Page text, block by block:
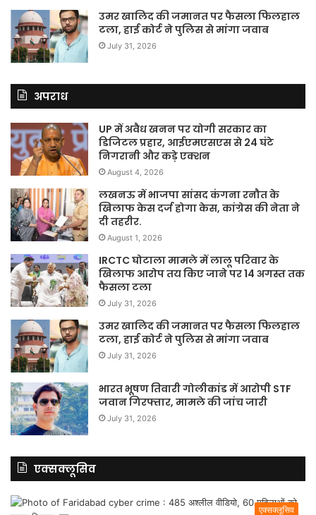
उमर खालिद की जमानत पर फैसला फिलहाल
टला, हाई कोर्ट ने पुलिस से मांगा जवाब
July 31, 2026
अपराध
UP में अवैध खनन पर योगी सरकार का
डिजिटल प्रहार, आईएमएसएस से 24 घंटे
निगरानी और कड़े एक्शन
August 4, 2026
लखनऊ में भाजपा सांसद कंगना रनौत के
खिलाफ केस दर्ज होगा केस, कांग्रेस की नेता ने
दी तहरीर.
August 1, 2026
IRCTC घोटाला मामले में लालू परिवार के
खिलाफ आरोप तय किए जाने पर 14 अगस्त तक
फैसला टला
July 31, 2026
उमर खालिद की जमानत पर फैसला फिलहाल
टला, हाई कोर्ट ने पुलिस से मांगा जवाब
July 31, 2026
भारत भूषण तिवारी गोलीकांड में आरोपी STF
जवान गिरफ्तार, मामले की जांच जारी
July 31, 2026
एक्सक्लूसिव
एक्सक्लूसिव